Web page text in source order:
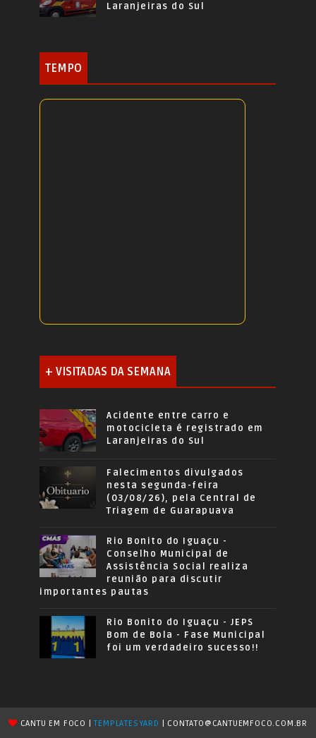
Laranjeiras do Sul
TEMPO
+ VISITADAS DA SEMANA
Acidente entre carro e
motocicleta é registrado em
Laranjeiras do Sul
Falecimentos divulgados
nesta segunda-feira
(03/08/26), pela Central de
Triagem de Guarapuava
Rio Bonito do Iguaçu -
Conselho Municipal de
Assistência Social realiza
reunião para discutir
importantes pautas
Rio Bonito do Iguaçu - JEPS
Bom de Bola - Fase Municipal
foi um verdadeiro sucesso!!
CANTU EM FOCO |TEMPLATESYARD | CONTATO@CANTUEMFOCO.COM.BR